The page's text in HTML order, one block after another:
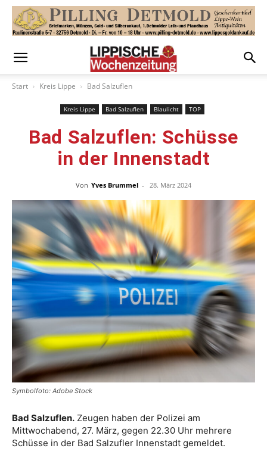
Start Kreis Lippe Bad Salzuflen
Kreis Lippe Bad Salzuflen Blaulicht TOP
Bad Salzuflen: Schüsse
in der Innenstadt
Von Yves Brummel - 28. März 2024
Symbolfoto: Adobe Stock
Bad Salzuflen. Zeugen haben der Polizei am
Mittwochabend, 27. März, gegen 22.30 Uhr mehrere
Schüsse in der Bad Salzufler Innenstadt gemeldet.